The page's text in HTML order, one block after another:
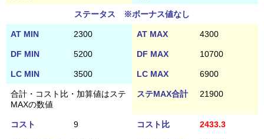
ステータス ※ボーナス値なし
AT MIN 2300 AT MAX 4300
DF MIN 5200 DF MAX 10700
LC MIN 3500 LC MAX 6900
合計・コスト比・加算値はステ
MAXの数値
ステMAX合計 21900
コスト 9 コスト比 2433.3